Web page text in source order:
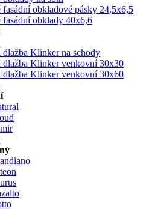
obkladové pásky 24,5x6,5
fasádní obklady 40x6,6
dlažba Klinker na schody
dlažba Klinker venkovní 30x30
dlažba Klinker venkovní 30x60